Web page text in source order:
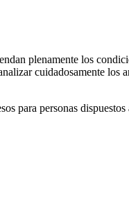
plenamente los
cuidadosamente
para personas